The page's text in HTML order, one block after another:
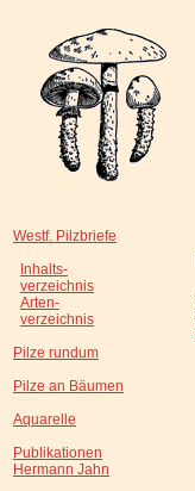
Westf. Pilzbriefe
Inhalts-
verzeichnis
Arten-
verzeichnis
Pilze rundum
Pilze an Bäumen
Aquarelle
Publikationen
Hermann Jahn